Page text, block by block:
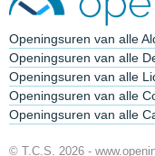
Openingsuren van alle
Openingsuren van alle
Openingsuren van alle
Openingsuren van alle
Openingsuren van alle
© T.C.S. 2026 -